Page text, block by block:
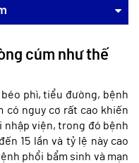
cúm như thế
phì, tiểu đường, bệnh
có nguy cơ rất cao khiến
nhập viện, trong đó bệnh
15 lần và tỷ lệ này cao
phổi bẩm sinh và mạn